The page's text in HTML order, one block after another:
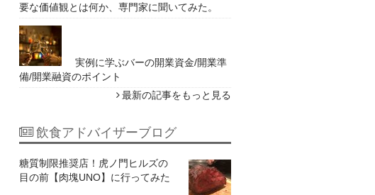
要な価値観とは何か、専門家に聞いてみた。
実例に学ぶバーの開業資金/開業準
備/開業融資のポイント
最新の記事をもっと見る
飲食アドバイザーブログ
糖質制限推奨店！虎ノ門ヒルズの
目の前【肉塊UNO】に行ってみた